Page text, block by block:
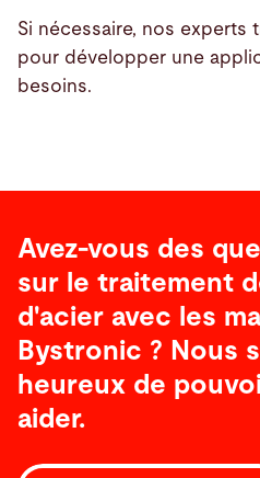
Si nécessaire, nos experts
pour développer une
besoins.
Avez-vous des
sur le traitement
d'acier avec les
Bystronic ? Nous
heureux de
aider.